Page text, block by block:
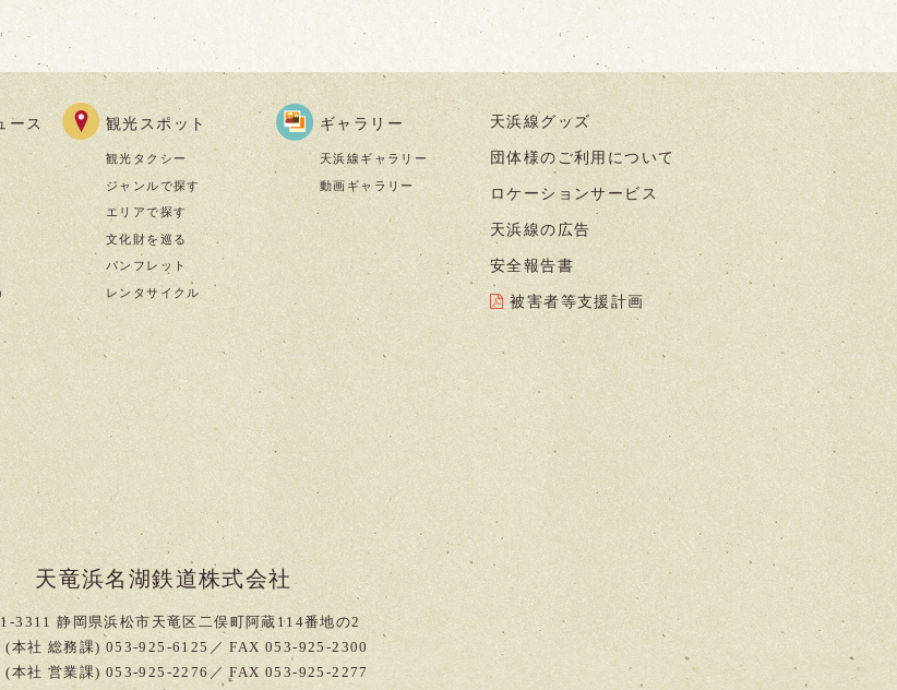
ース 観光スポット
観光タクシー
ジャンルで探す
エリアで探す
文化財を巡る
パンフレット
レンタサイクル
ギャラリー
天浜線ギャラリー
動画ギャラリー
天浜線グッズ
団体様のご利用について
ロケーションサービス
天浜線の広告
安全報告書
被害者等支援計画
天竜浜名湖鉄道株式会社
3311 静岡県浜松市天竜区二俣町阿蔵114番地の2
(本社 総務課) 053-925-6125／ FAX 053-925-2300
(本社 営業課) 053-925-2276／ FAX 053-925-2277